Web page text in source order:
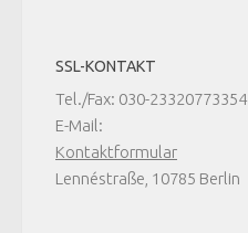
SSL-KONTAKT
Tel./Fax: 030-23320773354
E-Mail:
Kontaktformular
Lennéstraße, 10785 Berlin